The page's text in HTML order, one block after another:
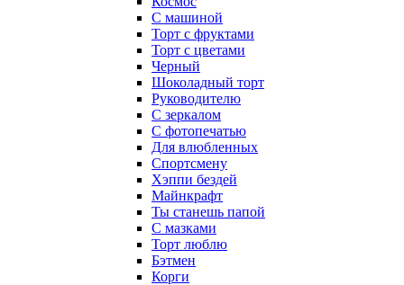
С машиной
Торт с фруктами
Торт с цветами
Черный
Шоколадный торт
Руководителю
С зеркалом
С фотопечатью
Для влюбленных
Спортсмену
Хэппи бездей
Майнкрафт
Ты станешь папой
С мазками
Торт люблю
Бэтмен
Корги